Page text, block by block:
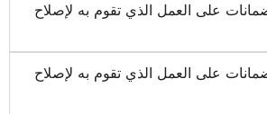
على العمل الذي تقوم به لإصلاح
على العمل الذي تقوم به لإصلاح